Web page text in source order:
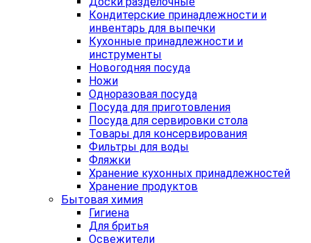
Кондитерские принадлежности и
инвентарь для выпечки
Кухонные принадлежности и
инструменты
Новогодняя посуда
Ножи
Одноразовая посуда
Посуда для приготовления
Посуда для сервировки стола
Товары для консервирования
Фильтры для воды
Фляжки
Хранение кухонных принадлежностей
Хранение продуктов
Бытовая химия
Гигиена
Для бритья
Освежители